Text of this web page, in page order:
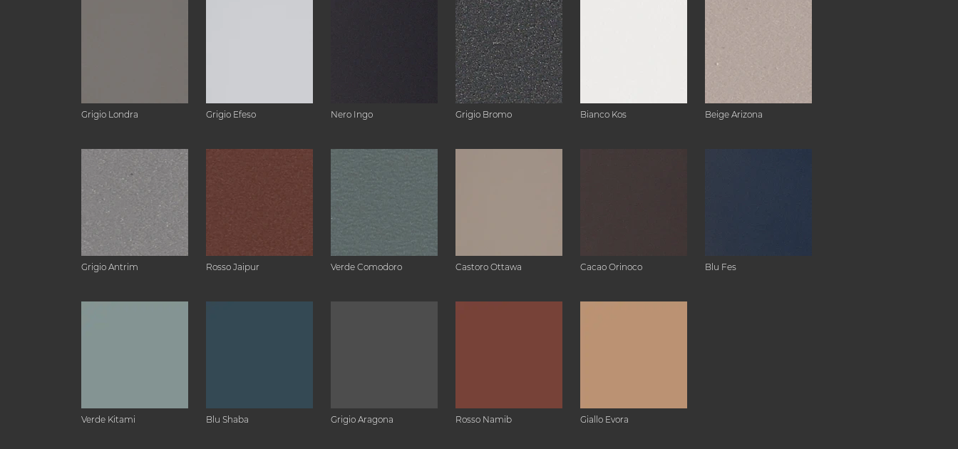
Grigio Londra Grigio Efeso Nero Ingo Grigio Bromo Bianco Kos Beige Arizona
Grigio Antrim Rosso Jaipur Verde Comodoro Castoro Ottawa Cacao Orinoco Blu Fes
Verde Kitami Blu Shaba Grigio Aragona Rosso Namib Giallo Evora